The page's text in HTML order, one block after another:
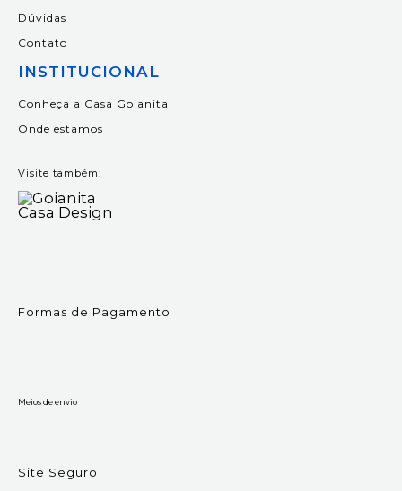
Dúvidas
Contato
INSTITUCIONAL
Conheça a Casa Goianita
Onde estamos
Visite também:
Formas de Pagamento
Meios de envio
Site Seguro